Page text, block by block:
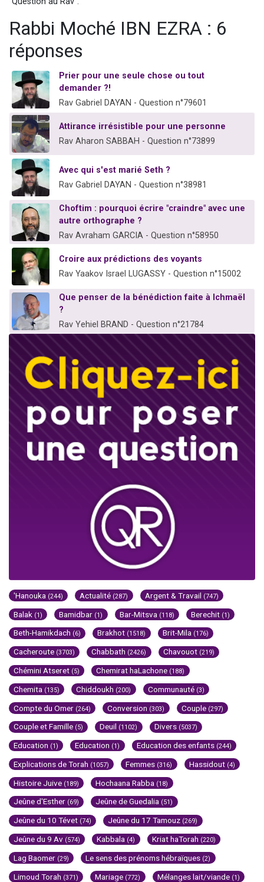
Il reste 49 places pour étudier en groupe sur Zoom
Rabbi Moché IBN EZRA : 6
réponses
Prier pour une seule chose ou tout
demander ?!
Rav Gabriel DAYAN - Question n°79601
Attirance irrésistible pour une personne
Rav Aharon SABBAH - Question n°73899
Avec qui s'est marié Seth ?
Rav Gabriel DAYAN - Question n°38981
Choftim : pourquoi écrire "craindre" avec une
autre orthographe ?
Rav Avraham GARCIA - Question n°58950
Croire aux prédictions des voyants
Rav Yaakov Israel LUGASSY - Question n°15002
Que penser de la bénédiction faite à Ichmaël
?
Rav Yehiel BRAND - Question n°21784
'Hanouka (244) Actualité (287) Argent & Travail (747)
Balak (1) Bamidbar (1) Bar-Mitsva (118) Berechit (1)
Beth-Hamikdach (6) Brakhot (1518) Brit-Mila (176)
Cacheroute (3703) Chabbath (2426) Chavouot (219)
Chémini Atseret (5) Chemirat haLachone (188)
Chemita (135) Chiddoukh (200) Communauté (3)
Compte du Omer (264) Conversion (303) Couple (297)
Couple et Famille (5) Deuil (1102) Divers (5037)
Education (1) Education (1) Education des enfants (244)
Explications de Torah (1057) Femmes (316) Hassidout (4)
Histoire Juive (189) Hochaana Rabba (18)
Jeûne d'Esther (69) Jeûne de Guedalia (51)
Jeûne du 10 Tévet (74) Jeûne du 17 Tamouz (269)
Jeûne du 9 Av (574) Kabbala (4) Kriat haTorah (220)
Lag Baomer (29) Le sens des prénoms hébraïques (2)
Limoud Torah (371) Mariage (772) Mélanges lait/viande (1)